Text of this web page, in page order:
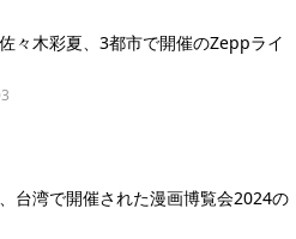
々木彩夏、3都市で開催のZeppライ
台湾で開催された漫画博覧会2024の